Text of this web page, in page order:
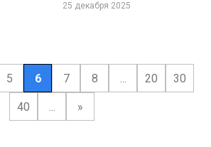
25 декабря 2025
5 6 7 8 20 30
40 »